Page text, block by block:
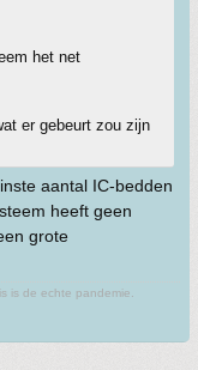
het net
er gebeurt zou zijn
aantal IC-bedden
heeft geen
grote
is de echte pandemie.